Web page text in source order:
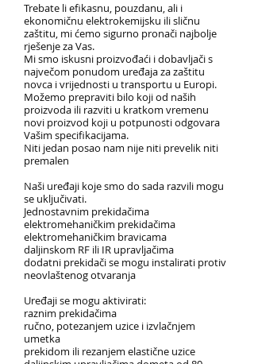
Trebate li efikasnu, pouzdanu, ali i
ekonomičnu elektrokemijsku ili sličnu
zaštitu, mi ćemo sigurno pronači najbolje
rješenje za Vas.
Mi smo iskusni proizvođaći i dobavljači s
največom ponudom uređaja za zaštitu
novca i vrijednosti u transportu u Europi.
Možemo prepraviti bilo koji od naših
proizvoda ili razviti u kratkom vremenu
novi proizvod koji u potpunosti odgovara
Vašim specifikacijama.
Niti jedan posao nam nije niti prevelik niti
premalen
Naši uređaji koje smo do sada razvili mogu
se uključivati.
Jednostavnim prekidačima
elektromehaničkim prekidačima
elektromehaničkim bravicama
daljinskom RF ili IR upravljačima
dodatni prekidači se mogu instalirati protiv
neovlaštenog otvaranja
Uređaji se mogu aktivirati:
raznim prekidačima
​ručno, potezanjem uzice i izvlačnjem
umetka
prekidom ili rezanjem elastične uzice